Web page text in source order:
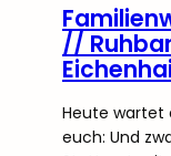
//
Heute wartet
euch: Und